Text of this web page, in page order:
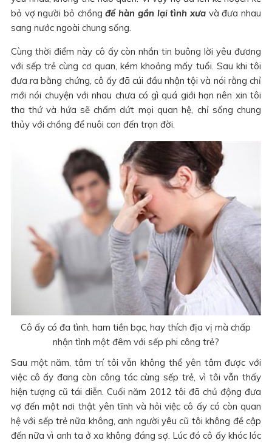
bỏ vợ người bỏ chồngđể hàn gắn lại tình xưavà đưa nhau
sang nước ngoài chung sống.
Cùng thời điểm này cô ấy còn nhắn tin buông lời yêu đương
với sếp trẻ cùng cơ quan, kém khoảng mấy tuổi. Sau khi tôi
đưa ra bằng chứng, cô ấy đã cúi đầu nhận tội và nói rằng chỉ
mới nói chuyện với nhau chưa có gì quá giới hạn nên xin tôi
tha thứ và hứa sẽ chấm dứt mọi quan hệ, chỉ sống chung
thủy với chồng để nuôi con đến trọn đời.
Cô ấy có đa tình, ham tiền bạc, hay thích địa vị mà chấp
nhận tình một đêm với sếp phi công trẻ?
Sau một năm, tâm trí tôi vẫn không thể yên tâm được với
việc cô ấy đang còn công tác cùng sếp trẻ, vì tôi vẫn thấy
hiện tượng cũ tái diễn. Cuối năm 2012 tôi đã chủ động đưa
vợ đến một nơi thật yên tĩnh và hỏi việc cô ấy có còn quan
hệ với sếp trẻ nữa không, anh người yêu cũ tôi không đề cập
đến nữa vì anh ta ở xa không đáng sợ. Lúc đó cô ấy khóc lóc